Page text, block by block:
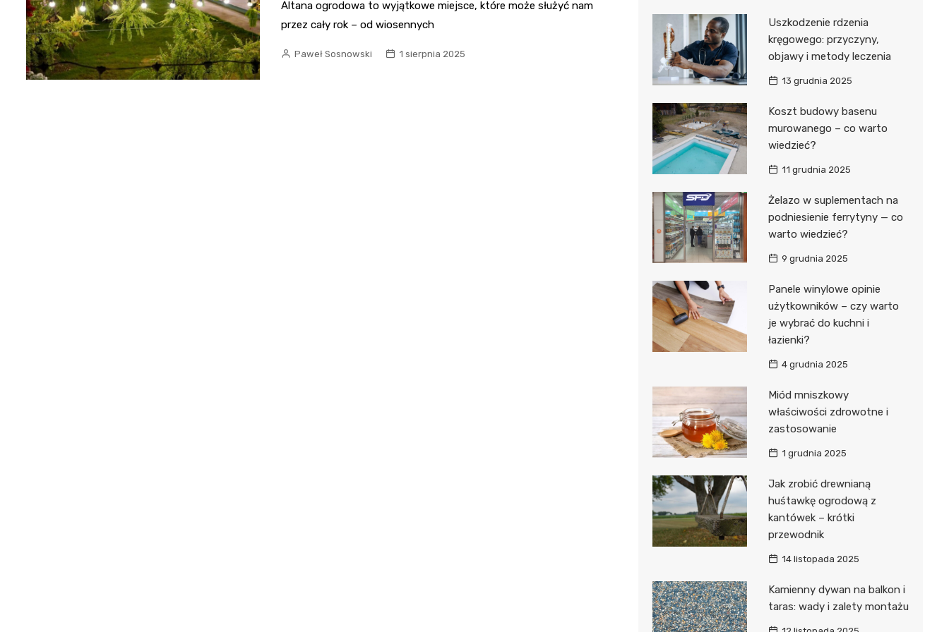
Altana ogrodowa to wyjątkowe miejsce, które może służyć nam
przez cały rok – od wiosennych
Paweł Sosnowski 1 sierpnia 2025
Uszkodzenie rdzenia
kręgowego: przyczyny,
objawy i metody leczenia
13 grudnia 2025
Koszt budowy basenu
murowanego – co warto
wiedzieć?
11 grudnia 2025
Żelazo w suplementach na
podniesienie ferrytyny — co
warto wiedzieć?
9 grudnia 2025
Panele winylowe opinie
użytkowników – czy warto
je wybrać do kuchni i
łazienki?
4 grudnia 2025
Miód mniszkowy
właściwości zdrowotne i
zastosowanie
1 grudnia 2025
Jak zrobić drewnianą
huśtawkę ogrodową z
kantówek – krótki
przewodnik
14 listopada 2025
Kamienny dywan na balkon i
taras: wady i zalety montażu